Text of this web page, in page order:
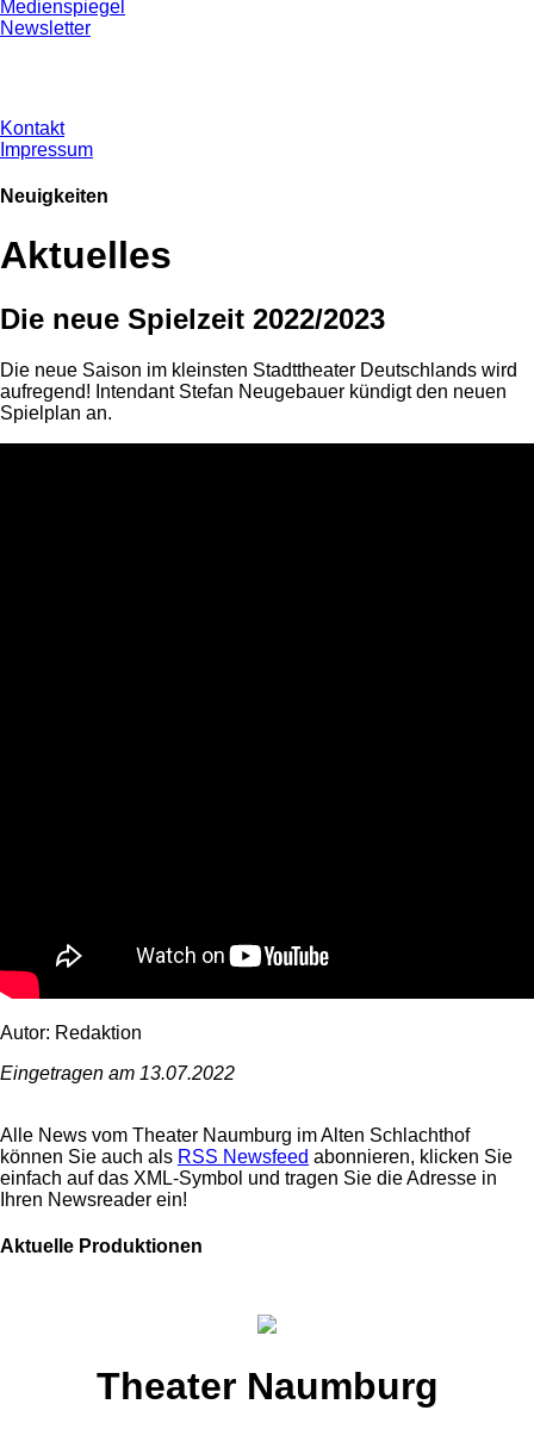
Medienspiegel
Newsletter
Kontakt
Impressum
Neuigkeiten
Aktuelles
Die neue Spielzeit 2022/2023
Die neue Saison im kleinsten Stadttheater Deutschlands wird
aufregend! Intendant Stefan Neugebauer kündigt den neuen
Spielplan an.
Autor: Redaktion
Eingetragen am 13.07.2022
Alle News vom Theater Naumburg im Alten Schlachthof
können Sie auch als RSS Newsfeed abonnieren, klicken Sie
einfach auf das XML-Symbol und tragen Sie die Adresse in
Ihren Newsreader ein!
Aktuelle Produktionen
Theater Naumburg